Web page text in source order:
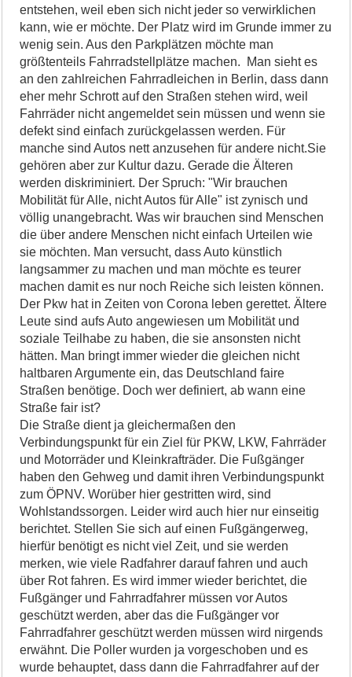
entstehen, weil eben sich nicht jeder so verwirklichen
kann, wie er möchte. Der Platz wird im Grunde immer zu
wenig sein. Aus den Parkplätzen möchte man
größtenteils Fahrradstellplätze machen. Man sieht es
an den zahlreichen Fahrradleichen in Berlin, dass dann
eher mehr Schrott auf den Straßen stehen wird, weil
Fahrräder nicht angemeldet sein müssen und wenn sie
defekt sind einfach zurückgelassen werden. Für
manche sind Autos nett anzusehen für andere nicht.Sie
gehören aber zur Kultur dazu. Gerade die Älteren
werden diskriminiert. Der Spruch: "Wir brauchen
Mobilität für Alle, nicht Autos für Alle" ist zynisch und
völlig unangebracht. Was wir brauchen sind Menschen
die über andere Menschen nicht einfach Urteilen wie
sie möchten. Man versucht, dass Auto künstlich
langsammer zu machen und man möchte es teurer
machen damit es nur noch Reiche sich leisten können.
Der Pkw hat in Zeiten von Corona leben gerettet. Ältere
Leute sind aufs Auto angewiesen um Mobilität und
soziale Teilhabe zu haben, die sie ansonsten nicht
hätten. Man bringt immer wieder die gleichen nicht
haltbaren Argumente ein, das Deutschland faire
Straßen benötige. Doch wer definiert, ab wann eine
Straße fair ist?
Die Straße dient ja gleichermaßen den
Verbindungspunkt für ein Ziel für PKW, LKW, Fahrräder
und Motorräder und Kleinkrafträder. Die Fußgänger
haben den Gehweg und damit ihren Verbindungspunkt
zum ÖPNV. Worüber hier gestritten wird, sind
Wohlstandssorgen. Leider wird auch hier nur einseitig
berichtet. Stellen Sie sich auf einen Fußgängerweg,
hierfür benötigt es nicht viel Zeit, und sie werden
merken, wie viele Radfahrer darauf fahren und auch
über Rot fahren. Es wird immer wieder berichtet, die
Fußgänger und Fahrradfahrer müssen vor Autos
geschützt werden, aber das die Fußgänger vor
Fahrradfahrer geschützt werden müssen wird nirgends
erwähnt. Die Poller wurden ja vorgeschoben und es
wurde behauptet, dass dann die Fahrradfahrer auf der